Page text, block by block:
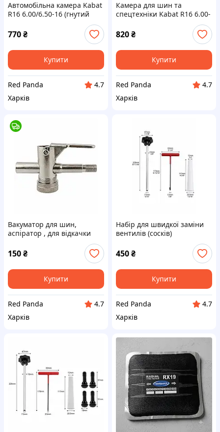
Автомобільна камера Kabat
R16 6.00/6.50-16 (гнутий
вентиль V3.02.18) (Польща)
— для авто та тюбінгів
770₴
Купити
Red Panda
4.7
Харків
Камера для шин та
спецтехніки Kabat R16 6.00-
16 (товстий вентиль TR-15)
(Польща)
820₴
Купити
Red Panda
4.7
Харків
Вакуматор для шин,
аспіратор , для відкачки
повітря з камери, дивертор
150₴
Купити
Red Panda
4.7
Харків
Набір для швидкої заміни
вентилів (сосків)
розбортовки колеса
450₴
Купити
Red Panda
4.7
Харків